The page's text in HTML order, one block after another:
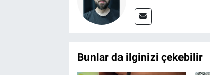
Bunlar da ilginizi çekebilir